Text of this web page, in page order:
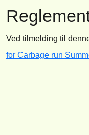
Ved tilmelding til
for Carbage run